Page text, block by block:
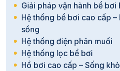
Giải pháp vận hành bể bơi
Hệ thống bể bơi cao cấp
sống
Hệ thống điện phân muối
Hệ thống lọc bể bơi
Hồ bơi cao cấp – Sống